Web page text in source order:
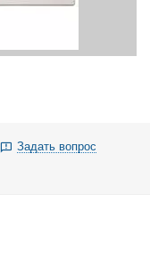
Задать вопрос